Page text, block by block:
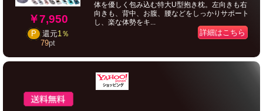
￥7,950
P 還元1％
79pt
体を優しく包み込む特大U型抱き枕。左向きも右
向きも、背中、お腹、腰などをしっかりサポート
し、楽な体勢をキ...
詳細はこちら